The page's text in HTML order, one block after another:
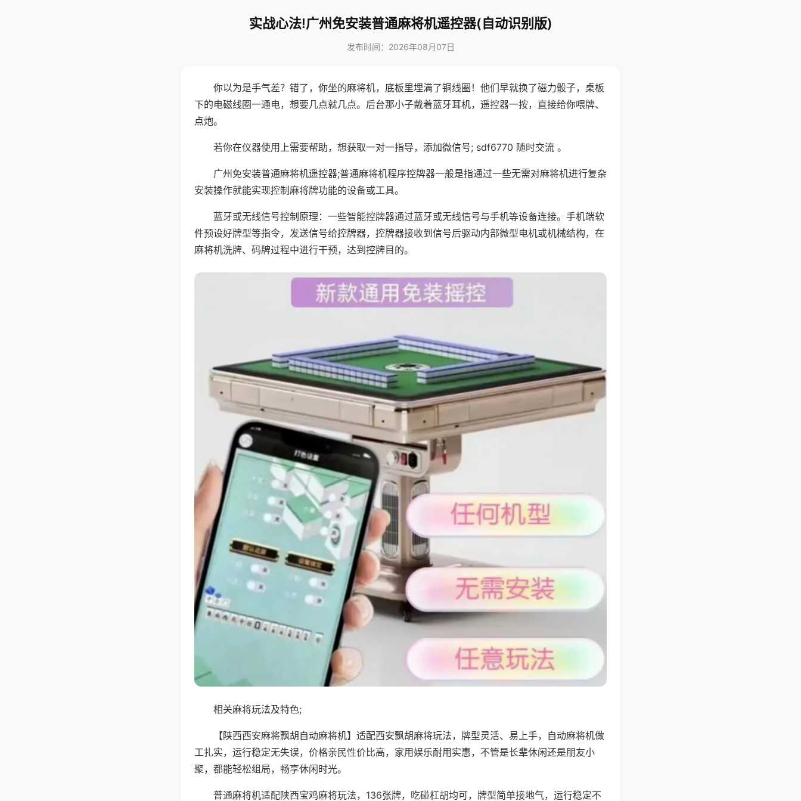
实战心法!广州免安装普通麻将机遥控器(自动识别版)
发布时间：2026年08月07日
你以为是手气差？错了，你坐的麻将机，底板里埋满了铜线圈！他们早就换了磁力骰子，桌板
下的电磁线圈一通电，想要几点就几点。后台那小子戴着蓝牙耳机，遥控器一按，直接给你喂牌、
点炮。
若你在仪器使用上需要帮助，想获取一对一指导，添加微信号; sdf6770 随时交流 。
广州免安装普通麻将机遥控器;普通麻将机程序控牌器一般是指通过一些无需对麻将机进行复杂
安装操作就能实现控制麻将牌功能的设备或工具。
蓝牙或无线信号控制原理：一些智能控牌器通过蓝牙或无线信号与手机等设备连接。手机端软
件预设好牌型等指令，发送信号给控牌器，控牌器接收到信号后驱动内部微型电机或机械结构，在
麻将机洗牌、码牌过程中进行干预，达到控牌目的。
相关麻将玩法及特色;
【陕西西安麻将飘胡自动麻将机】适配西安飘胡麻将玩法，牌型灵活、易上手，自动麻将机做
工扎实，运行稳定无失误，价格亲民性价比高，家用娱乐耐用实惠，不管是长辈休闲还是朋友小
聚，都能轻松组局，畅享休闲时光。
普通麻将机适配陕西宝鸡麻将玩法，136张牌，吃碰杠胡均可，牌型简单接地气，运行稳定不